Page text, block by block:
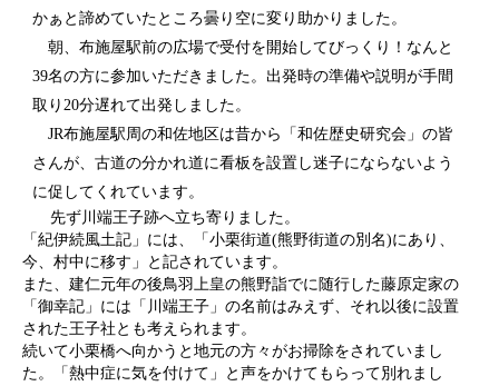
かぁと諦めていたところ曇り空に変り助かりました。
朝、布施屋駅前の広場で受付を開始してびっくり！なんと
39名の方に参加いただきました。出発時の準備や説明が手間
取り20分遅れて出発しました。
JR布施屋駅周の和佐地区は昔から「和佐歴史研究会」の皆
さんが、古道の分かれ道に看板を設置し迷子にならないよう
に促してくれています。
先ず川端王子跡へ立ち寄りました。
「紀伊続風土記」には、「小栗街道(熊野街道の別名)にあり、
今、村中に移す」と記されています。
また、建仁元年の後鳥羽上皇の熊野詣でに随行した藤原定家の
「御幸記」には「川端王子」の名前はみえず、それ以後に設置
された王子社とも考えられます。
続いて小栗橋へ向かうと地元の方々がお掃除をされていまし
た。「熱中症に気を付けて」と声をかけてもらって別れまし